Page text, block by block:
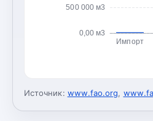
0,00 м3
500 000 м3
Импорт
Источник: www.fao.org,